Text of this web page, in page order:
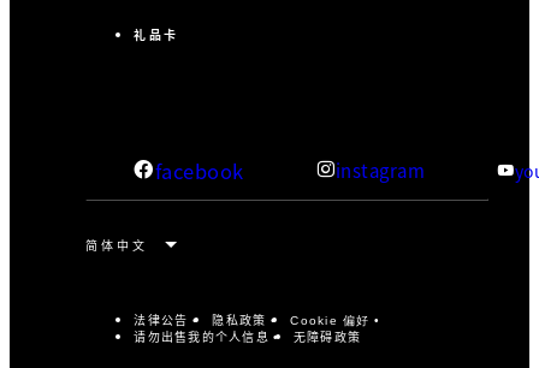
礼品卡
facebook instagram
法律公告 隐私政策 Cookie 偏好
请勿出售我的个人信息 无障碍政策